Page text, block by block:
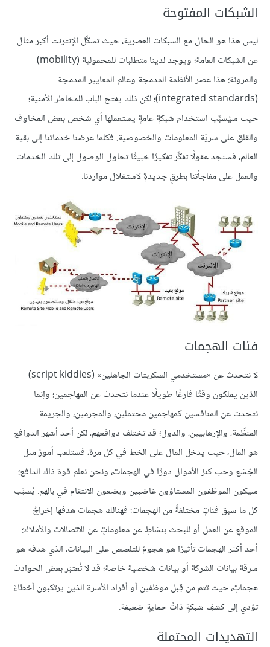
الشبكات المفتوحة
ليس هذا هو الحال مع الشبكات العصرية، حيث تشكِّل الإنترنت أكبر مثال
عن الشبكات العامة؛ ويوجد لدينا متطلبات للمحمولية (mobility)
والمرونة؛ هذا عصر الأنظمة المدمجة وعالم المعايير المدمجة
(integrated standards)؛ لكن ذلك يفتح الباب للمخاطر الأمنية؛
حيث سيُسبِّب استخدام شبكةٍ عامةٍ يستعملها أي شخص بعض المخاوف
والقلق على سريّة المعلومات والخصوصية. فكلما عرضنا خدماتنا إلى بقية
العالم، فسنجد عقولًا تفكِّر تفكيرًا خبيثًا تحاول الوصول إلى تلك الخدمات
والعمل على مفاجأتنا بطرقٍ جديدةٍ لاستغلال مواردنا.
فئات الهجمات
لا نتحدث عن «مستخدمي السكربتات الجاهلين» (script kiddies)
الذين يملكون وقتًا فارغًا طويلًا عندما نتحدث عن المهاجمين؛ وإنما
نتحدث عن المنافسين كمهاجمين محتملين، والمجرمين، والجريمة
المنظّمة، والإرهابيين، والدول؛ قد تختلف دوافعهم، لكن أحد أشهر الدوافع
هو المال، حيث يدخل المال على الخط في كل مرة، فستلعب أمورٌ مثل
الجّشع وحب كنز الأموال دورًا في الهجمات، ونحن نعلم قوة ذاك الدافع؛
سيكون الموظفون المستاؤون غاضبين ويضعون الانتقام في بالهم. يُسبِّب
كل ما سبق فئاتٍ مختلفةً من الهجمات: فهنالك هجمات هدفها إخراجُ
الموقعِ عن العمل أو للبحث بنشاطٍ عن معلوماتٍ عن الاتصالات والأملاك؛
أحد أكثر الهجمات تأثيرًا هو هجومٌ للتلصص على البيانات، الذي هدفه هو
سرقة بيانات الشركة أو بيانات شخصية خاصة؛ قد لا تُعتبَر بعض الحوادث
هجماتٍ، حيث تتم من قِبل موظفين أو أفراد الأسرة الذين يرتكبون أخطاءً
تؤدي إلى كشفِ شبكةٍ ذاتُ حمايةٍ ضعيفة.
التهديدات المحتملة